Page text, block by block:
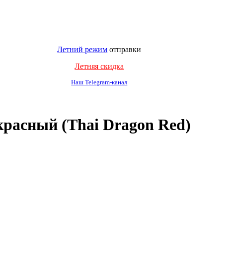
Летний режим отправки
Летняя скидка
Наш Telegram-канал
(Thai Dragon Red)